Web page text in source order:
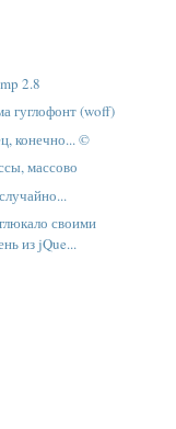
2.8
гуглофонт (woff)
конечно... ©
массово
своими
из jQue...